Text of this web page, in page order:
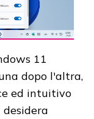
11
dopo l'altra,
ed intuitivo